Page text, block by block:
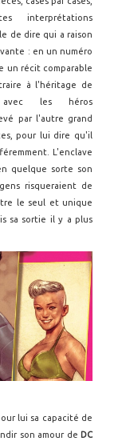
interprétations
de dire qui a raison
: en un numéro
un récit comparable
à l'héritage de
les héros
par l'autre grand
pour lui dire qu'il
L'enclave
quelque sorte son
risqueraient de
le seul et unique
sa sortie il y a plus
lui sa capacité de
son amour de DC